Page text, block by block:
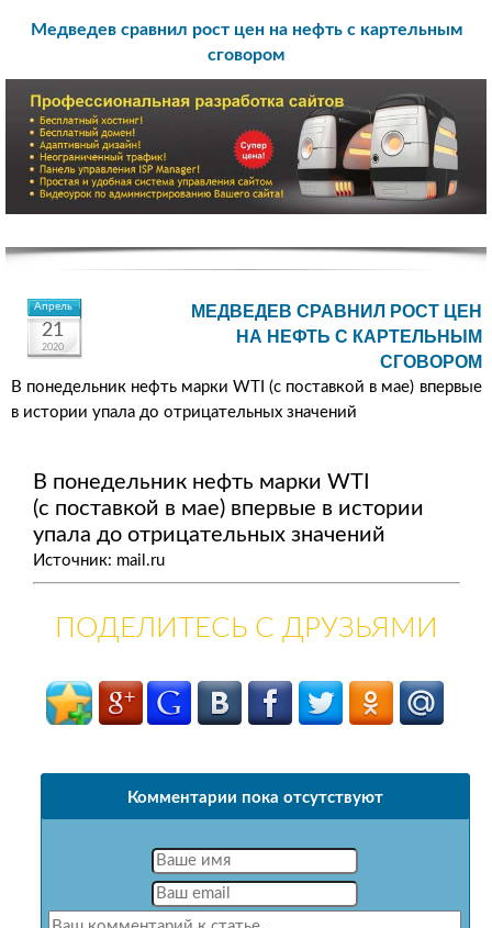
Медведев сравнил рост цен на нефть с картельным
сговором
Апрель
21
2020
МЕДВЕДЕВ СРАВНИЛ РОСТ ЦЕН
НА НЕФТЬ С КАРТЕЛЬНЫМ
СГОВОРОМ
В понедельник нефть марки WTI (с поставкой в мае) впервые
в истории упала до отрицательных значений
В понедельник нефть марки WTI
(с поставкой в мае) впервые в истории
упала до отрицательных значений
Источник: mail.ru
ПОДЕЛИТЕСЬ С ДРУЗЬЯМИ
Комментарии пока отсутствуют